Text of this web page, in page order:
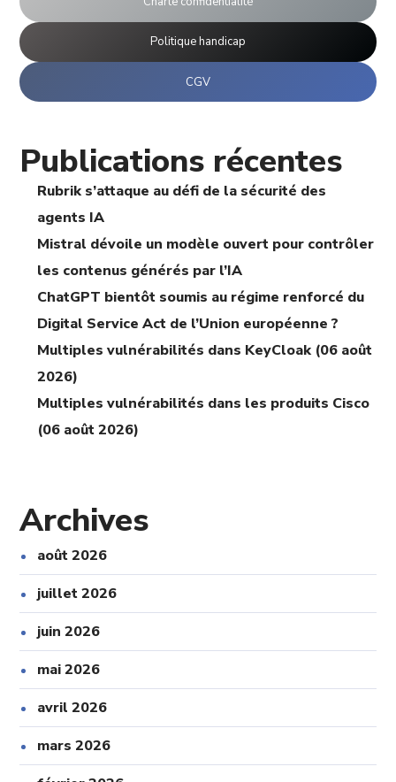
Politique handicap
CGV
Publications récentes
Rubrik s’attaque au défi de la sécurité des
agents IA
Mistral dévoile un modèle ouvert pour contrôler
les contenus générés par l’IA
ChatGPT bientôt soumis au régime renforcé du
Digital Service Act de l’Union européenne ?
Multiples vulnérabilités dans KeyCloak (06 août
2026)
Multiples vulnérabilités dans les produits Cisco
(06 août 2026)
Archives
août 2026
juillet 2026
juin 2026
mai 2026
avril 2026
mars 2026